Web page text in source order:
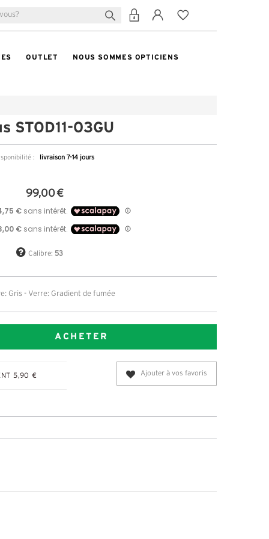
OUTLET NOUS SOMMES OPTICIENS
STOD11-03GU
: livraison 7-14 jours
99,00 €
Calibre: 53
Gris - Verre: Gradient de fumée
ACHETER
5,90 € Ajouter à vos favoris